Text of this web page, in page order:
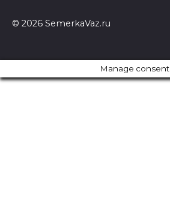
© 2026 SemerkaVaz.ru
Manage consent